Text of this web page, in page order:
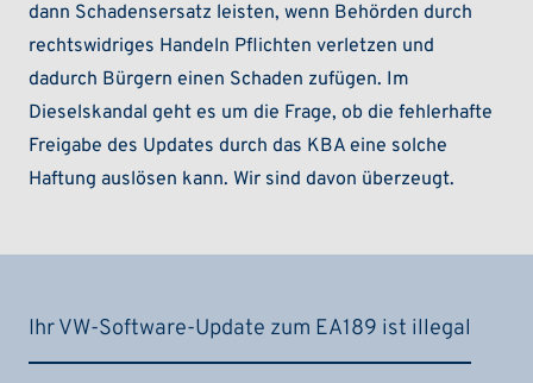
dann Schadensersatz leisten, wenn Behörden durch
rechtswidriges Handeln Pflichten verletzen und
dadurch Bürgern einen Schaden zufügen. Im
Dieselskandal geht es um die Frage, ob die fehlerhafte
Freigabe des Updates durch das KBA eine solche
Haftung auslösen kann. Wir sind davon überzeugt.
Ihr VW-Software-Update zum EA189 ist illegal